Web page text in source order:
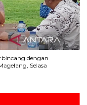
dengan
Selasa